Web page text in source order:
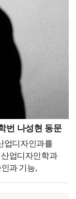
번 나성현 동문
업디자인과를
업디자인학과
과 기능,
티 프로토타입으로